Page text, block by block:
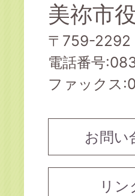
美祢市
〒759-2292
電話番号
ファックス
お問い
リン